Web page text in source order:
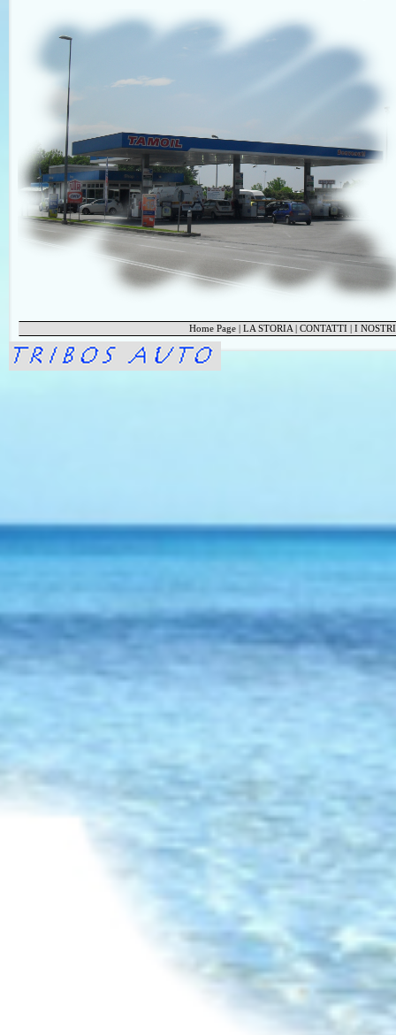
Home Page LA STORIA CONTATTI I